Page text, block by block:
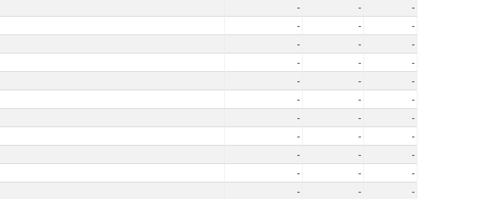
- -
-
- -
-
- -
-
- -
-
- -
-
- -
-
- -
-
- -
-
- -
-
- -
-
- -
-